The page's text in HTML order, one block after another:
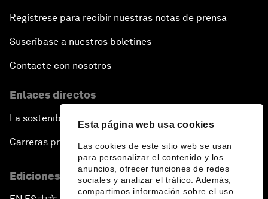
Esta página web usa cookies
Las cookies de este sitio web se usan
para personalizar el contenido y los
anuncios, ofrecer funciones de redes
sociales y analizar el tráfico. Además,
compartimos información sobre el uso
Regístrese para recibir nuestras notas de prensa
Suscríbase a nuestros boletines
Contacte con nosotros
Enlaces directos
La sostenibilidad en el Foro
Carreras profesionales
Ediciones en otros idiomas